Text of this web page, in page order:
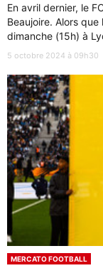
En avril dernier, le
Beaujoire. Alors
dimanche (15h) à
5 octobre 2024 à 09h30
MERCATO FOOTBALL